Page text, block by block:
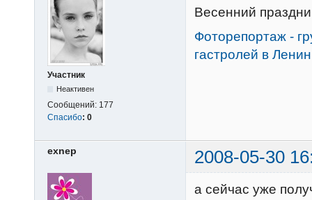
Участник
Неактивен
Сообщений: 177
Спасибо: 0
Весенний
Фоторепортаж -
гастролей в
exnep 2008-05-30
а сейчас уже